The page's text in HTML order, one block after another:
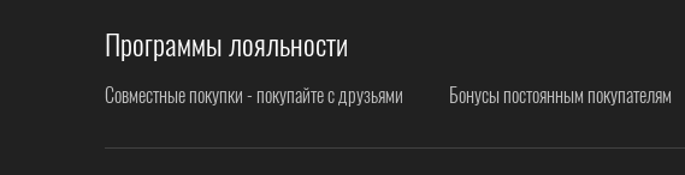
Программы лояльности
Совместные покупки - покупайте с друзьями Бонусы постоянным покупателям